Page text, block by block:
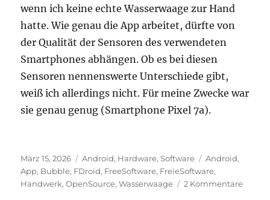
wenn ich keine echte Wasserwaage zur Hand
hatte. Wie genau die App arbeitet, dürfte von
der Qualität der Sensoren des verwendeten
Smartphones abhängen. Ob es bei diesen
Sensoren nennenswerte Unterschiede gibt,
weiß ich allerdings nicht. Für meine Zwecke war
sie genau genug (Smartphone Pixel 7a).
Veröffentlicht
am
März 15, 2026 Kategorien
Android, Hardware,Software Schlagwörter
Android,
App, Bubble, FDroid, FreeSoftware, FreieSoftware,
Handwerk,OpenSource,Wasserwaage 2 Kommentarezu